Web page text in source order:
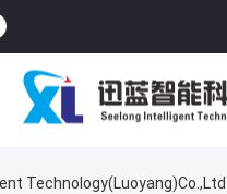
Technology(Luoyang)Co.,Ltd